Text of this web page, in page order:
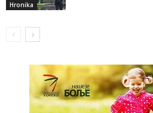
Hronika